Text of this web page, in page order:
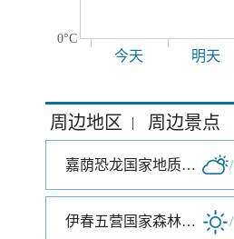
0°C
今天 明天
周边地区 | 周边景点
嘉荫恐龙国家地质公园 /
伊春五营国家森林公园 /